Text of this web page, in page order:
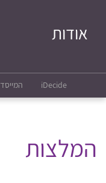
אודות
iDecide המייסד
המלצות